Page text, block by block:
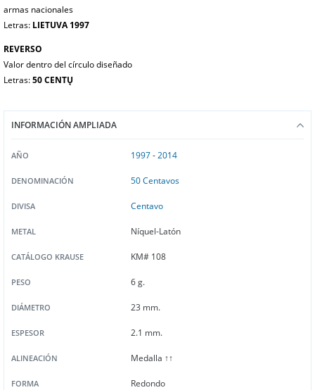
armas nacionales
Letras: LIETUVA 1997
REVERSO
Valor dentro del círculo diseñado
Letras:50 CENTŲ
INFORMACIÓN AMPLIADA
AÑO 1997-2014
DENOMINACIÓN 50 Centavos
DIVISA Centavo
METAL Níquel-Latón
CATÁLOGO KRAUSE KM# 108
PESO 6 g.
DIÁMETRO 23 mm.
ESPESOR 2.1 mm.
ALINEACIÓN Medalla ↑↑
FORMA Redondo